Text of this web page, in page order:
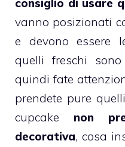
vanno posizionati
e devono essere
quelli freschi sono
quindi fate
prendete pure
cupcake
non
decorativa, cosa